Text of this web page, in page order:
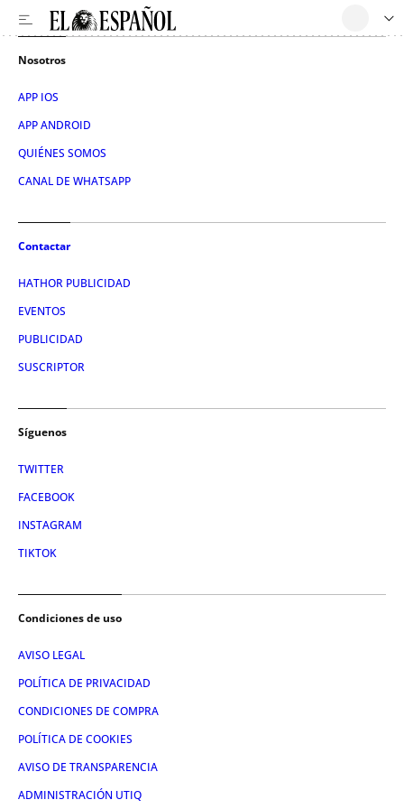
Nosotros
APP IOS
APP ANDROID
QUIÉNES SOMOS
CANAL DE WHATSAPP
Contactar
HATHOR PUBLICIDAD
EVENTOS
PUBLICIDAD
SUSCRIPTOR
Síguenos
TWITTER
FACEBOOK
INSTAGRAM
TIKTOK
Condiciones de uso
AVISO LEGAL
POLÍTICA DE PRIVACIDAD
CONDICIONES DE COMPRA
POLÍTICA DE COOKIES
AVISO DE TRANSPARENCIA
ADMINISTRACIÓN UTIQ